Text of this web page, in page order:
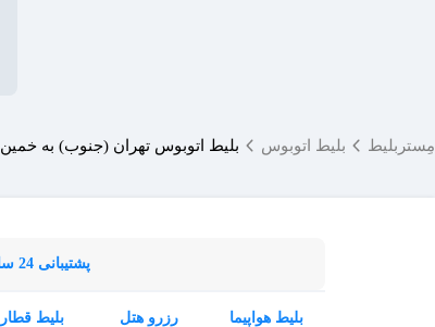
مِستربلیط بلیط اتوبوس بلیط اتوبوس تهران (جنوب) به خمین
پشتیبانی 24 ساعته
بلیط هواپیما رزرو هتل بلیط قطار